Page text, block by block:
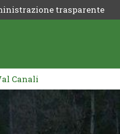
trasparente
Canali